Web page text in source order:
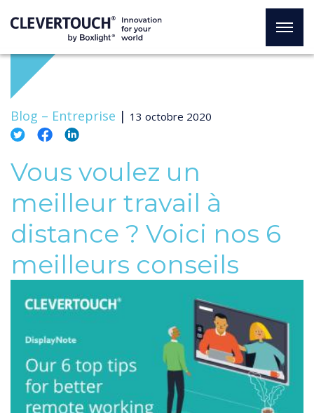
Blog – Entreprise | 13 octobre 2020
Vous voulez un
meilleur travail à
distance ? Voici nos 6
meilleurs conseils